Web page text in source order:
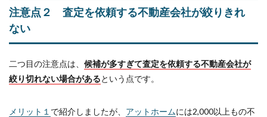
注意点２ 査定を依頼する不動産会社が絞りきれ
ない
二つ目の注意点は、 候補が多すぎて査定を依頼する不動産会社が
絞り切れない場合があるという点です。
メリット１ で紹介しましたが、 アットホームには2,000以上もの不